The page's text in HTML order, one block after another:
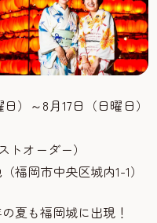
）～8月17日（日曜日）
トオーダー）
福岡市中央区城内1-1）
夏も福岡城に出現！